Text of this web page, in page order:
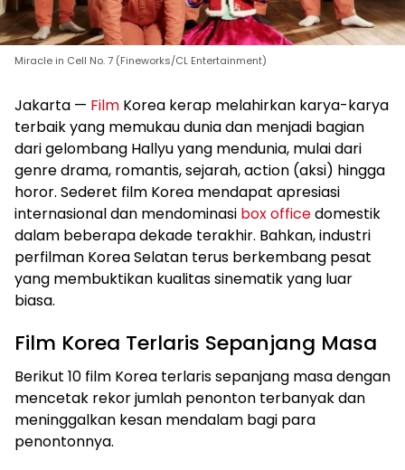
Miracle in Cell No. 7 (Fineworks/CL Entertainment)
Jakarta — Film Korea kerap melahirkan karya-karya
terbaik yang memukau dunia dan menjadi bagian
dari gelombang Hallyu yang mendunia, mulai dari
genre drama, romantis, sejarah, action (aksi) hingga
horor. Sederet film Korea mendapat apresiasi
internasional dan mendominasi box officedomestik
dalam beberapa dekade terakhir. Bahkan, industri
perfilman Korea Selatan terus berkembang pesat
yang membuktikan kualitas sinematik yang luar
biasa.
Film Korea Terlaris Sepanjang Masa
Berikut 10 film Korea terlaris sepanjang masa dengan
mencetak rekor jumlah penonton terbanyak dan
meninggalkan kesan mendalam bagi para
penontonnya.